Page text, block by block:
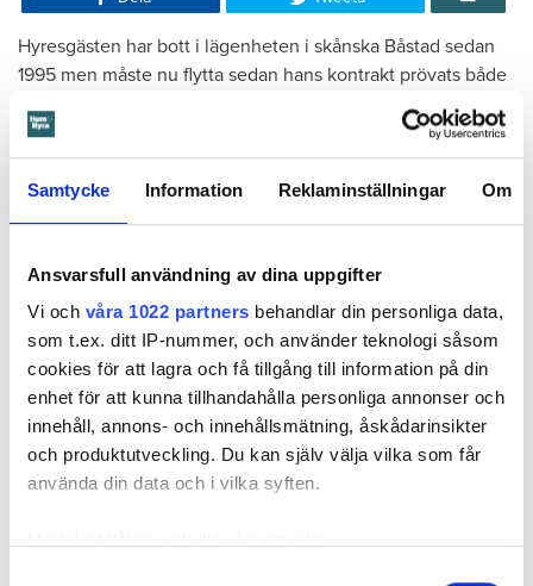
Samtycke Information Reklaminställningar Om
Ansvarsfull användning av dina uppgifter
Vi och våra 1022 partners behandlar din personliga data,
som t.ex. ditt IP-nummer, och använder teknologi såsom
cookies för att lagra och få tillgång till information på din
enhet för att kunna tillhandahålla personliga annonser och
innehåll, annons- och innehållsmätning, åskådarinsikter
och produktutveckling. Du kan själv välja vilka som får
använda din data och i vilka syften.
Hyresgästen har bott i lägenheten i skånska Båstad sedan
1995 men måste nu flytta sedan hans kontrakt prövats både
plastmattan på väggen i duschen upptäcktes. Strax efter
badrummet. Då upptäcktes att vatten läckt från den trasiga
svetsskarven under en längre tid och orsakat omfattande
vattenskador.
Därför sade den privata hyresvärden upp hyreskontraktet
med hänvisning till att hyresgästen inte iakttagit sin så
kallade vårdplikt (se faktaruta). Eftersom han inte gick med
uppsägningen.